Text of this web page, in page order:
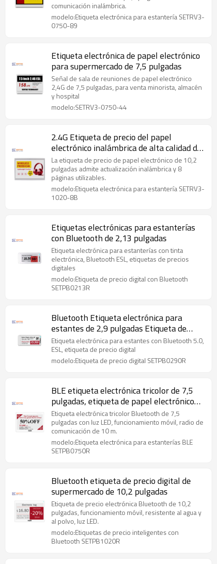
comunicación inalámbrica.
modelo:Etiqueta electrónica para estantería SETRV3-
0750-89
Etiqueta electrónica de papel electrónico
para supermercado de 7,5 pulgadas
Señal de sala de reuniones de papel electrónico
2,4G de 7,5 pulgadas, para venta minorista, almacén
y hospital
modelo:SETRV3-0750-44
2.4G Etiqueta de precio del papel
electrónico inalámbrica de alta calidad de
10,2'' y 4 colores
La etiqueta de precio de papel electrónico de 10,2
pulgadas admite actualización inalámbrica y 8
páginas utilizables.
modelo:Etiqueta electrónica para estantería SETRV3-
1020-8B
Etiquetas electrónicas para estanterías
con Bluetooth de 2,13 pulgadas
Etiqueta electrónica para estanterías con tinta
electrónica, Bluetooth ESL, etiquetas de precios
digitales
modelo:Etiqueta de precio digital con Bluetooth
SETPB0213R
Bluetooth Etiqueta electrónica para
estantes de 2,9 pulgadas Etiqueta de
precio digital ESL
Etiqueta electrónica para estantes con Bluetooth 5.0,
ESL, etiqueta de precio digital
modelo:Etiqueta de precio digital SETPB0290R
BLE etiqueta electrónica tricolor de 7,5
pulgadas, etiqueta de papel electrónico
inalámbrica
Etiqueta electrónica tricolor Bluetooth de 7,5
pulgadas con luz LED, funcionamiento móvil, radio de
comunicación de 10 m.
modelo:Etiqueta electrónica para estanterías BLE
SETPB0750R
Bluetooth etiqueta de precio digital de
supermercado de 10,2 pulgadas
Etiqueta de precio electrónica Bluetooth de 10,2
pulgadas, funcionamiento móvil, resistente al agua y
al polvo, luz LED.
modelo:Etiquetas de precio inteligentes con
Bluetooth SETPB1020R